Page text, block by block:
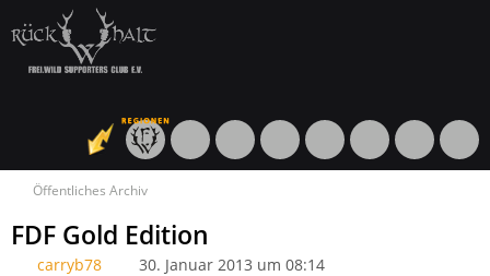
Öffentliches Archiv
FDF Gold Edition
carryb78 30. Januar 2013 um 08:14